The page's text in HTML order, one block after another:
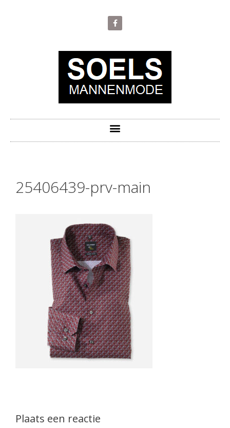
25406439-prv-main
Plaats een reactie